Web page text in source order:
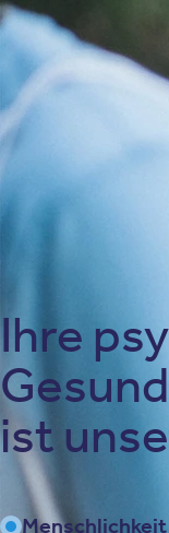
Unser Ziel ist,
psychischen
genommen
Wir begleiten
und
zu mehr
Ihre
ist
Menschlichkeit